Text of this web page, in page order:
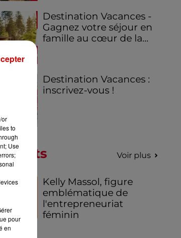
Destination Vacances -
Gagnez votre séjour en
famille au cœur de la...
Destination Vacances :
inscrivez-vous !
Voir plus
Kelly Massol, figure
emblématique de
l'entrepreneuriat
féminin
or
to
Use
pour
en